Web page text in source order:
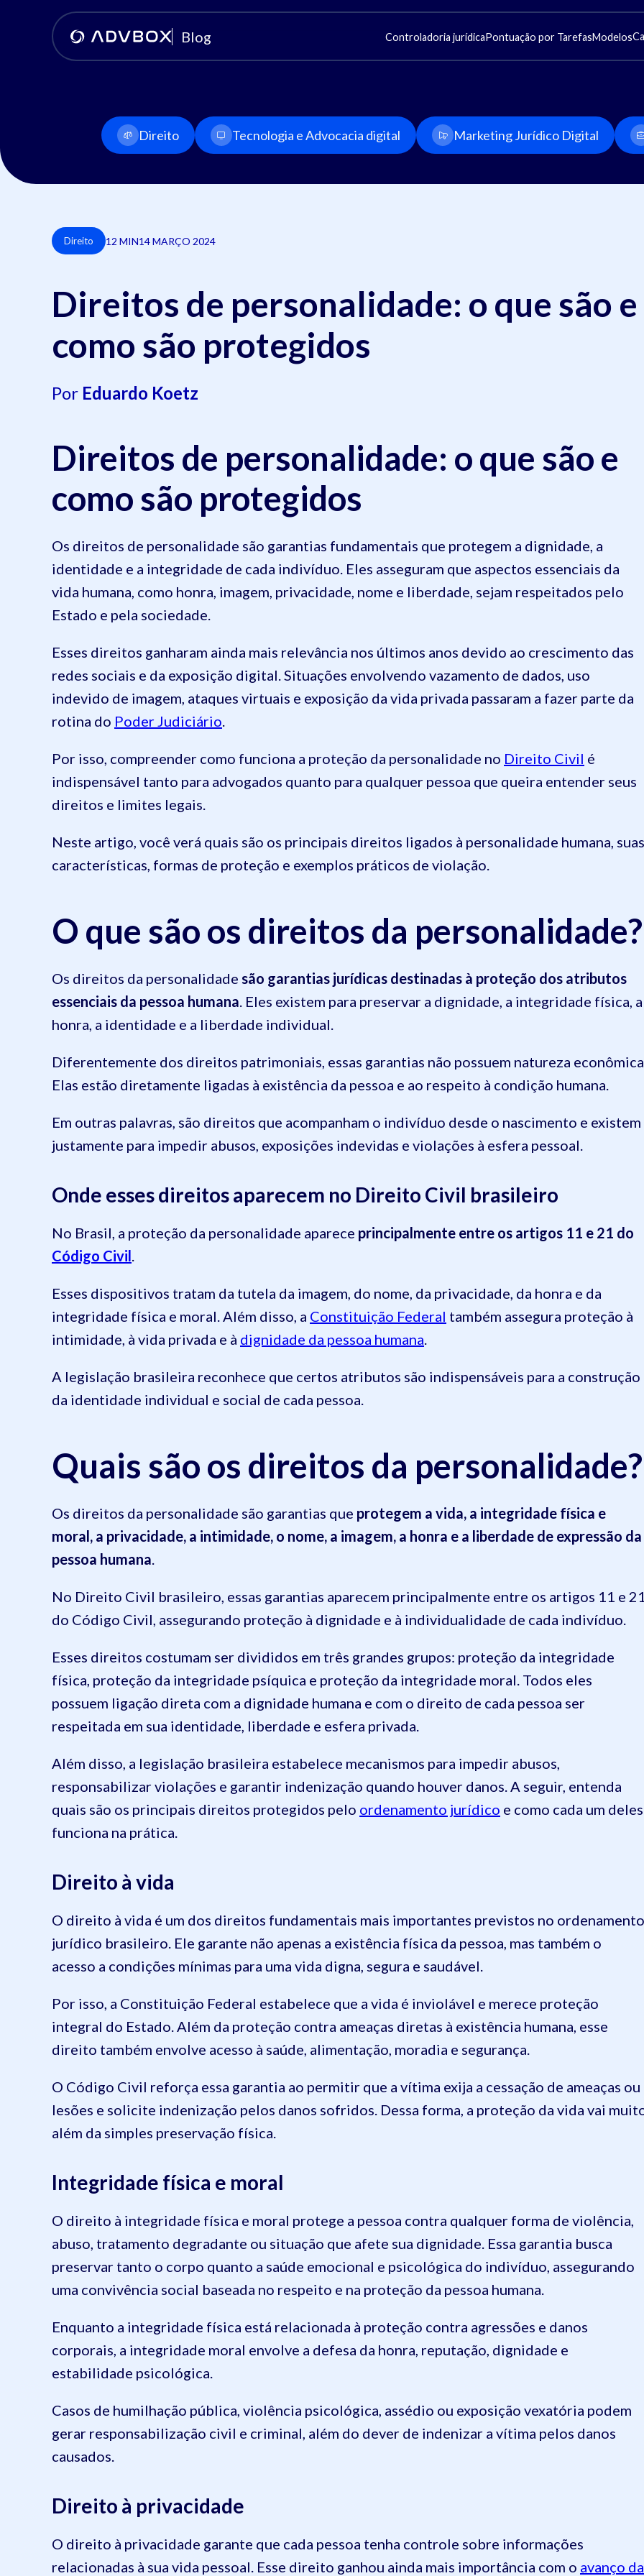
Blog Controladoria jurídicaPontuação por TarefasModelos
Direito Tecnologia e Advocacia digital Marketing Jurídico Digital
Direito 12 MIN14 MARÇO 2024
Direitos de personalidade: o que são e
como são protegidos
Por Eduardo Koetz
Direitos de personalidade: o que são e
como são protegidos
Os direitos de personalidade são garantias fundamentais que protegem a dignidade, a
identidade e a integridade de cada indivíduo. Eles asseguram que aspectos essenciais da
vida humana, como honra, imagem, privacidade, nome e liberdade, sejam respeitados pelo
Estado e pela sociedade.
Esses direitos ganharam ainda mais relevância nos últimos anos devido ao crescimento das
redes sociais e da exposição digital. Situações envolvendo vazamento de dados, uso
indevido de imagem, ataques virtuais e exposição da vida privada passaram a fazer parte da
rotina do Poder Judiciário.
Por isso, compreender como funciona a proteção da personalidade no Direito Civil é
indispensável tanto para advogados quanto para qualquer pessoa que queira entender seus
direitos e limites legais.
Neste artigo, você verá quais são os principais direitos ligados à personalidade humana, suas
características, formas de proteção e exemplos práticos de violação.
O que são os direitos da personalidade?
Os direitos da personalidade são garantias jurídicas destinadas à proteção dos atributos
essenciais da pessoa humana. Eles existem para preservar a dignidade, a integridade física, a
honra, a identidade e a liberdade individual.
Diferentemente dos direitos patrimoniais, essas garantias não possuem natureza
Elas estão diretamente ligadas à existência da pessoa e ao respeito à condição humana.
Em outras palavras, são direitos que acompanham o indivíduo desde o nascimento e existem
justamente para impedir abusos, exposições indevidas e violações à esfera pessoal.
Onde esses direitos aparecem no Direito Civil brasileiro
No Brasil, a proteção da personalidade aparece principalmente entre os artigos 11 e 21 do
Código Civil.
Esses dispositivos tratam da tutela da imagem, do nome, da privacidade, da honra e da
integridade física e moral. Além disso, a Constituição Federal também assegura proteção à
intimidade, à vida privada e à dignidade da pessoa humana.
A legislação brasileira reconhece que certos atributos são indispensáveis para a construção
da identidade individual e social de cada pessoa.
Quais são os direitos da personalidade?
Os direitos da personalidade são garantias que protegem a vida, a integridade física e
moral, a privacidade, a intimidade, o nome, a imagem, a honra e a liberdade de expressão da
pessoa humana.
No Direito Civil brasileiro, essas garantias aparecem principalmente entre os artigos 11 e
do Código Civil, assegurando proteção à dignidade e à individualidade de cada indivíduo.
Esses direitos costumam ser divididos em três grandes grupos: proteção da integridade
física, proteção da integridade psíquica e proteção da integridade moral. Todos eles
possuem ligação direta com a dignidade humana e com o direito de cada pessoa ser
respeitada em sua identidade, liberdade e esfera privada.
Além disso, a legislação brasileira estabelece mecanismos para impedir abusos,
responsabilizar violações e garantir indenização quando houver danos. A seguir, entenda
quais são os principais direitos protegidos pelo ordenamento jurídico e como cada um deles
funciona na prática.
Direito à vida
O direito à vida é um dos direitos fundamentais mais importantes previstos no ordenamento
jurídico brasileiro. Ele garante não apenas a existência física da pessoa, mas também o
acesso a condições mínimas para uma vida digna, segura e saudável.
Por isso, a Constituição Federal estabelece que a vida é inviolável e merece proteção
integral do Estado. Além da proteção contra ameaças diretas à existência humana, esse
direito também envolve acesso à saúde, alimentação, moradia e segurança.
O Código Civil reforça essa garantia ao permitir que a vítima exija a cessação de ameaças ou
lesões e solicite indenização pelos danos sofridos. Dessa forma, a proteção da vida vai
além da simples preservação física.
Integridade física e moral
O direito à integridade física e moral protege a pessoa contra qualquer forma de violência,
abuso, tratamento degradante ou situação que afete sua dignidade. Essa garantia busca
preservar tanto o corpo quanto a saúde emocional e psicológica do indivíduo, assegurando
uma convivência social baseada no respeito e na proteção da pessoa humana.
Enquanto a integridade física está relacionada à proteção contra agressões e danos
corporais, a integridade moral envolve a defesa da honra, reputação, dignidade e
estabilidade psicológica.
Casos de humilhação pública, violência psicológica, assédio ou exposição vexatória podem
gerar responsabilização civil e criminal, além do dever de indenizar a vítima pelos danos
causados.
Direito à privacidade
O direito à privacidade garante que cada pessoa tenha controle sobre informações
relacionadas à sua vida pessoal. Esse direito ganhou ainda mais importância com o avanço da